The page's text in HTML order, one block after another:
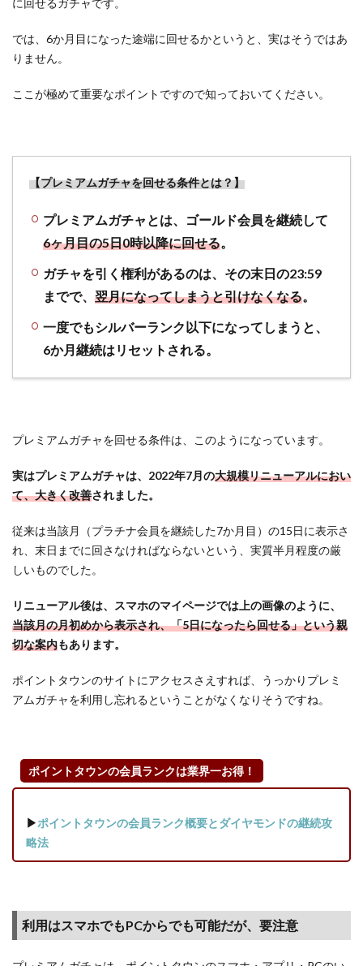
ント
のモ
ニタ
「ポ
ン」
でや
らな
損を
しま
め～
タウ
アム
ャ」
は超
得！
に回せるガチャです。
では、6か月目になった途端に回せるかというと、実はそうではあ
りません。
ここが極めて重要なポイントですので知っておいてください。
【プレミアムガチャを回せる条件とは？】
プレミアムガチャとは、ゴールド会員を継続して
6ヶ月目の5日0時以降に回せる。
ガチャを引く権利があるのは、その末日の23:59
までで、 翌月になってしまうと引けなくなる。
一度でもシルバーランク以下になってしまうと、
6か月継続はリセットされる。
プレミアムガチャを回せる条件は、このようになっています。
実はプレミアムガチャは、2022年7月の大規模リニューアルにおい
て、大きく改善されました。
従来は当該月（プラチナ会員を継続した7か月目）の15日に表示さ
れ、末日までに回さなければならないという、実質半月程度の厳
しいものでした。
リニューアル後は、スマホのマイページでは 上の画像のように、
当該月の月初めから表示され、「5日になったら回せる」という親
切な案内もあります。
ポイントタウンのサイトにアクセスさえすれば、うっかりプレミ
アムガチャを利用し忘れるということがなくなりそうですね。
ポイントタウンの会員ランクは業界一お得！
▶ポイントタウンの会員ランク概要とダイヤモンドの継続攻
略法
利用はスマホでもPCからでも可能だが、要注意